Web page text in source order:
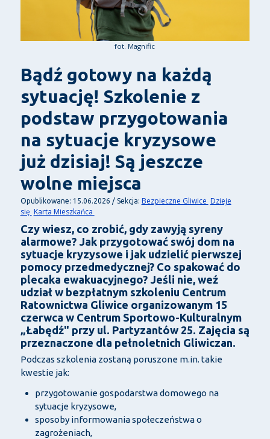
fot. Magnific
Bądź gotowy na każdą
sytuację! Szkolenie z
podstaw przygotowania
na sytuacje kryzysowe
już dzisiaj! Są jeszcze
wolne miejsca
Opublikowane: 15.06.2026 / Sekcja: Bezpieczne Gliwice Dzieje
się Karta Mieszkańca
Czy wiesz, co zrobić, gdy zawyją syreny
alarmowe? Jak przygotować swój dom na
sytuacje kryzysowe i jak udzielić pierwszej
pomocy przedmedycznej? Co spakować do
plecaka ewakuacyjnego? Jeśli nie, weź
udział w bezpłatnym szkoleniu Centrum
Ratownictwa Gliwice organizowanym 15
czerwca w Centrum Sportowo-Kulturalnym
„Łabędź" przy ul. Partyzantów 25. Zajęcia są
przeznaczone dla pełnoletnich Gliwiczan.
Podczas szkolenia zostaną poruszone m.in. takie
kwestie jak:
przygotowanie gospodarstwa domowego na
sytuacje kryzysowe,
sposoby informowania społeczeństwa o
zagrożeniach,